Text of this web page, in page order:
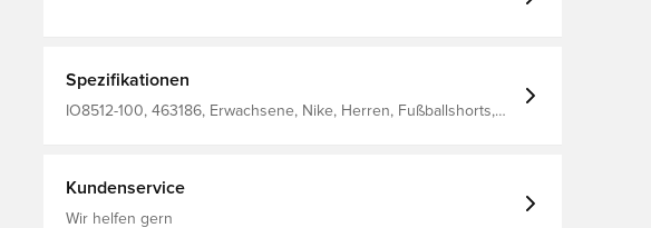
Spezifikationen
IO8512-100, 463186, Erwachsene, Nike, Herren, Fußballshorts,
Kundenservice
Wir helfen gern